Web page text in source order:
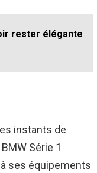
rester élégante
instants de
Série 1
ses équipements